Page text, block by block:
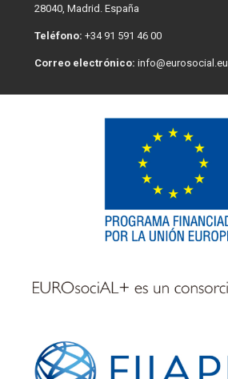
28040, Madrid. España
Teléfono: +34 91 591 46 00
Correo electrónico: info@eurosocial.eu